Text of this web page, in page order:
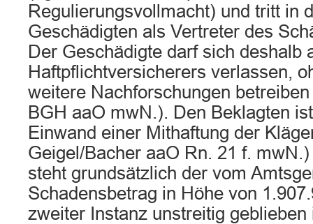
Regulierungsvollmacht) und tritt in
Geschädigten als Vertreter des
Der Geschädigte darf sich deshalb
Haftpflichtversicherers verlassen,
weitere Nachforschungen
BGH aaO mwN.). Den Beklagten
Einwand einer Mithaftung der
Geigel/Bacher aaO Rn. 21 f.
steht grundsätzlich der vom
Schadensbetrag in Höhe von
zweiter Instanz unstreitig geblieben